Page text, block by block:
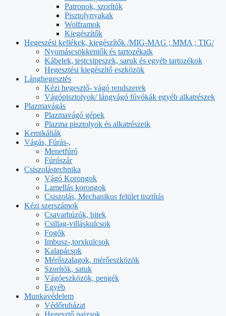
Patronok, szorítók
Pisztolynyakak
Wolframok
Kiegészítők
Hegeszési kellékek, kiegészítők /MIG-MAG ; MMA ; TIG/
Nyomáscsökkentők és tartozékaik
Kábelek, testcsipeszek, saruk és egyéb tartozékok
Hegesztési kiegészítő eszközök
Lánghegesztés
Kézi hegesztő- vágó rendszerek
Vágópisztolyok/ lángvágó fúvókák egyéb alkatrészek
Plazmavágás
Plazmavágó gépek
Plazma pisztolyok és alkatrészeik
Kemikáliák
Vágás, Fúrás-,
Menetfúró
Fúrószár
Csiszolástechnika
Vágó Korongok
Lamellás korongok
Csiszolás, Mechanikus felület tisztítás
Kézi szerszámok
Csavarhúzók, bitek
Csillag-villáskulcsok
Fogók
Imbusz-,torxkulcsok
Kalapácsok
Mérőszalagok, mérőeszközök
Szorítók, satuk
Vágóeszközök, pengék
Egyéb
Munkavédelem
Védőruházat
Hegesztő pajzsok